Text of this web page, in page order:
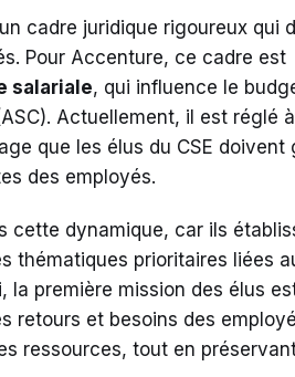
cadre juridique rigoureux qui
Pour Accenture, ce cadre est
salariale, qui influence le
Actuellement, il est réglé à
que les élus du CSE doivent
des employés.
cette dynamique, car ils
thématiques prioritaires liées
la première mission des élus
retours et besoins des
ressources, tout en